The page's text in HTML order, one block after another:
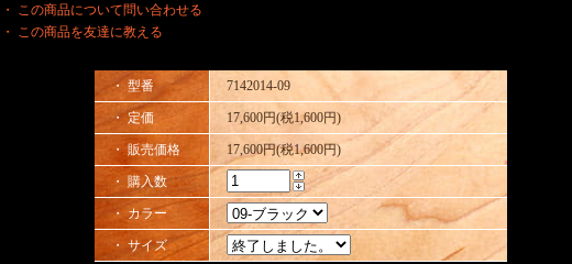
・
この商品について問い合わせる
・
この商品を友達に教える
・ 型番 7142014-09
・ 定価 17,600円(税1,600円)
・ 販売価格 17,600円(税1,600円)
・ 購入数
・ カラー
・ サイズ